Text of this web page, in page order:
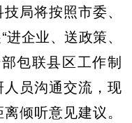
局将按照市委、
企业、送政策、
包联县区工作制
员沟通交流，现
倾听意见建议。